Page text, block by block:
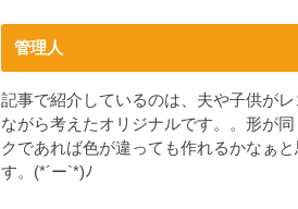
管理人
記事で紹介しているのは、夫や子供が
ながら考えたオリジナルです。。形が同
クであれば色が違っても作れるかなぁと
す。(*´ー`*)ﾉ